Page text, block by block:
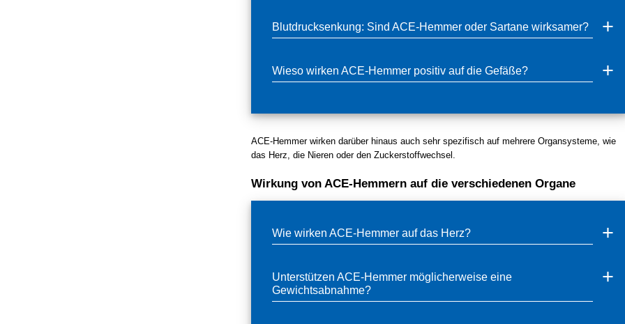
Blutdrucksenkung: Sind ACE-Hemmer oder Sartane wirksamer?
Wieso wirken ACE-Hemmer positiv auf die Gefäße?
ACE-Hemmer wirken darüber hinaus auch sehr spezifisch auf mehrere Organsysteme, wie
das Herz, die Nieren oder den Zuckerstoffwechsel.
Wirkung von ACE-Hemmern auf die verschiedenen Organe
Wie wirken ACE-Hemmer auf das Herz?
Unterstützen ACE-Hemmer möglicherweise eine
Gewichtsabnahme?